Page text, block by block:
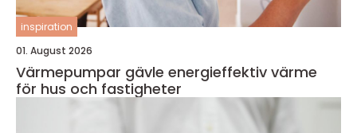
inspiration
01. August 2026
Värmepumpar gävle energieffektiv värme
för hus och fastigheter